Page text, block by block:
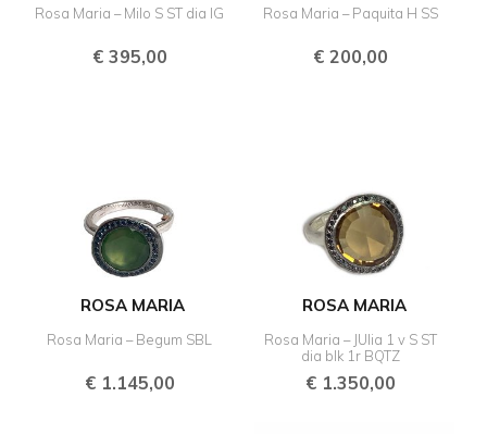
Rosa Maria – Milo S ST dia IG
€395,00
Rosa Maria – Paquita H SS
€ 200,00
ROSA MARIA
Rosa Maria – Begum SBL
€1.145,00
ROSA MARIA
Rosa Maria – JUlia 1 v S ST
dia blk 1r BQTZ
€ 1.350,00